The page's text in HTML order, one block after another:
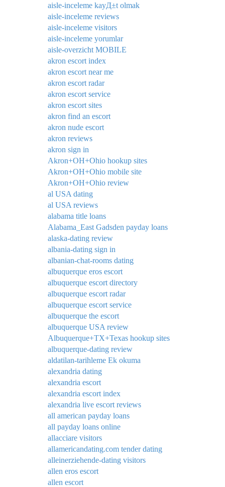
aisle-inceleme kayД±t olmak
aisle-inceleme reviews
aisle-inceleme visitors
aisle-inceleme yorumlar
aisle-overzicht MOBILE
akron escort index
akron escort near me
akron escort radar
akron escort service
akron escort sites
akron find an escort
akron nude escort
akron reviews
akron sign in
Akron+OH+Ohio hookup sites
Akron+OH+Ohio mobile site
Akron+OH+Ohio review
al USA dating
al USA reviews
alabama title loans
Alabama_East Gadsden payday loans
alaska-dating review
albania-dating sign in
albanian-chat-rooms dating
albuquerque eros escort
albuquerque escort directory
albuquerque escort radar
albuquerque escort service
albuquerque the escort
albuquerque USA review
Albuquerque+TX+Texas hookup sites
albuquerque-dating review
aldatilan-tarihleme Ek okuma
alexandria dating
alexandria escort
alexandria escort index
alexandria live escort reviews
all american payday loans
all payday loans online
allacciare visitors
allamericandating.com tender dating
alleinerziehende-dating visitors
allen eros escort
allen escort